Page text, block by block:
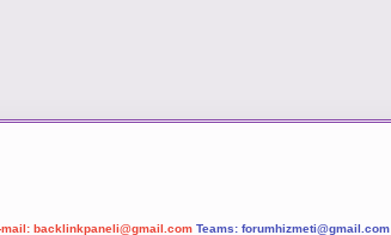
mail: backlinkpaneli@gmail.com Teams: forumhizmeti@gmail.com